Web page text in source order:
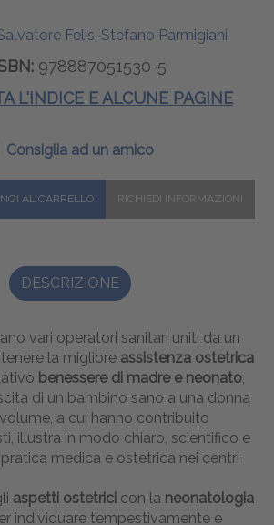
Felis, Stefano Parmigiani
978887051530-5
L'INDICE E ALCUNE PAGINE
Consiglia ad un amico
DESCRIZIONE
vari operatori sanitari uniti da un
la migliore assistenza ostetrica
benessere di madre e neonato,
di un bambino sano a una donna
a cui hanno contribuito
illustra in modo chiaro, scientifico e
medica e ostetrica nei centri
aspetti ostetrici con la neonatologia
individuare tempestivamente e